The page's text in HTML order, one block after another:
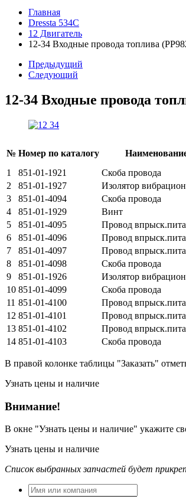
Главная
Dressta 534C
12 Двигатель
12-34 Входные провода топлива
Предыдущий
Следующий
12-34 Входные провода
№ Номер по каталогу
1
851-01-1921 Скоба провода
2
851-01-1927 Изолятор
3
851-01-4094 Скоба провода
4
851-01-1929 Винт
5
851-01-4095 Провод
6
851-01-4096 Провод
7
851-01-4097 Провод
8
851-01-4098 Скоба провода
9
851-01-1926 Изолятор
10 851-01-4099 Скоба провода
11 851-01-4100 Провод
12 851-01-4101 Провод
13 851-01-4102 Провод
14 851-01-4103 Скоба провода
В правой колонке таблицы "Заказать"
Узнать цены и наличие
Внимание!
В окне "Узнать цены и наличие" укажите
Узнать цены и наличие
Список выбранных запчастей будет